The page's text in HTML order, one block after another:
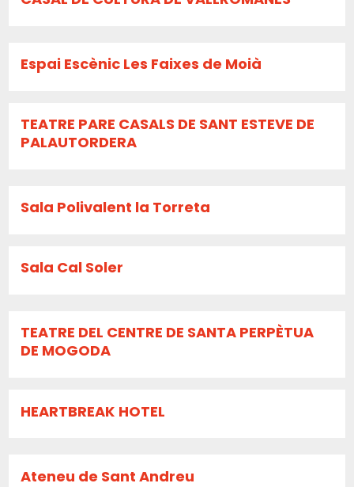
Espai Escènic Les Faixes de Moià
TEATRE PARE CASALS DE SANT ESTEVE DE
PALAUTORDERA
Sala Polivalent la Torreta
Sala Cal Soler
TEATRE DEL CENTRE DE SANTA PERPÈTUA
DE MOGODA
HEARTBREAK HOTEL
Ateneu de Sant Andreu